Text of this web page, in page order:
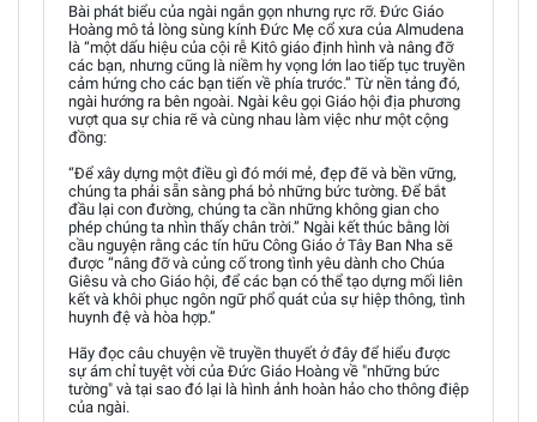
Bài phát biểu của ngài ngắn gọn nhưng rực rỡ. Đức Giáo
Hoàng mô tả lòng sùng kính Đức Mẹ cổ xưa của Almudena
là “một dấu hiệu của cội rễ Kitô giáo định hình và nâng đỡ
các bạn, nhưng cũng là niềm hy vọng lớn lao tiếp tục truyền
cảm hứng cho các bạn tiến về phía trước.” Từ nền tảng đó,
ngài hướng ra bên ngoài. Ngài kêu gọi Giáo hội địa phương
vượt qua sự chia rẽ và cùng nhau làm việc như một cộng
đồng:
“Để xây dựng một điều gì đó mới mẻ, đẹp đẽ và bền vững,
chúng ta phải sẵn sàng phá bỏ những bức tường. Để bắt
đầu lại con đường, chúng ta cần những không gian cho
phép chúng ta nhìn thấy chân trời.” Ngài kết thúc bằng lời
cầu nguyện rằng các tín hữu Công Giáo ở Tây Ban Nha sẽ
được “nâng đỡ và củng cố trong tình yêu dành cho Chúa
Giêsu và cho Giáo hội, để các bạn có thể tạo dựng mối liên
kết và khôi phục ngôn ngữ phổ quát của sự hiệp thông, tình
huynh đệ và hòa hợp.”
Hãy đọc câu chuyện về truyền thuyết ở đây để hiểu được
sự ám chỉ tuyệt vời của Đức Giáo Hoàng về "những bức
tường" và tại sao đó lại là hình ảnh hoàn hảo cho thông điệp
của ngài.